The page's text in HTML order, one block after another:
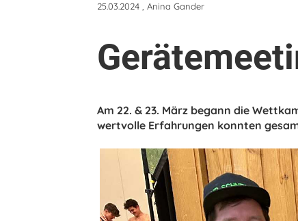
25.03.2024 , Anina Gander
Am 22. & 23. März begann die
wertvolle Erfahrungen konnten